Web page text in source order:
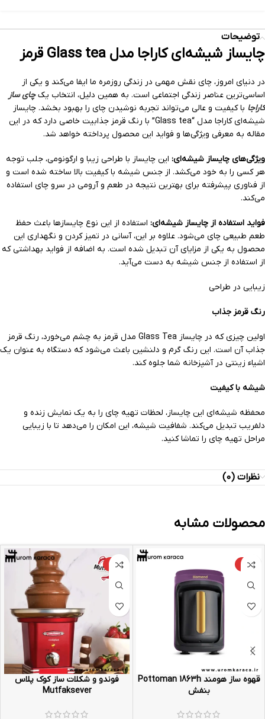
توضیحات
چایساز شیشه‌ای کاراجا مدل Glass tea قرمز
در دنیای امروز، چای نقش مهمی در زندگی روزمره ما ایفا می‌کند و یکی از
اساسی‌ترین عناصر زندگی اجتماعی است. به همین دلیل، انتخاب یکچای ساز
کاراجا با کیفیت و عالی می‌تواند تجربه نوشیدن چای را بهبود بخشد. چایساز
شیشه‌ای کاراجا مدل “Glass tea” با رنگ قرمز جذابیت خاصی دارد که در این
مقاله به معرفی ویژگی‌ها و فواید این محصول پرداخته خواهد شد.
ویژگی‌های چایساز شیشه‌ای: این چایساز با طراحی زیبا و ارگونومی، جلب توجه
هر کسی را به خود می‌کشد. از جنس شیشه با کیفیت بالا ساخته شده است و
از فناوری پیشرفته برای بهترین نتیجه در طعم و آرومی در سرو چای استفاده
می‌کند.
فواید استفاده از چایساز شیشه‌ای: استفاده از این نوع چایسازها باعث حفظ
طعم طبیعی چای می‌شود. علاوه بر این، آسانی در تمیز کردن و نگهداری این
محصول به یکی از مزایای آن تبدیل شده است. به اضافه از فواید بهداشتی که
از استفاده از جنس شیشه به دست می‌آید.
زیبایی در طراحی
رنگ قرمز جذاب
اولین چیزی که در چایساز Glass Tea مدل قرمز به چشم می‌خورد، رنگ قرمز
جذاب آن است. این رنگ گرم و دلنشین باعث می‌شود که دستگاه به عنوان یک
اشیاء زینتی در آشپزخانه شما جلوه کند.
شیشه با کیفیت
محفظه شیشه‌ای این چایساز، لحظات تهیه چای را به یک نمایش زنده و
دلفریب تبدیل می‌کند. شفافیت شیشه، این امکان را می‌دهد تا با زیبایی
مراحل تهیه چای را تماشا کنید.
نظرات (0)
محصولات مشابه
-9%
قهوه ساز هومند Pottoman 1863h
بنفش
-26%
فوندو و شکلات ساز کوک پلاس
Mutfaksever